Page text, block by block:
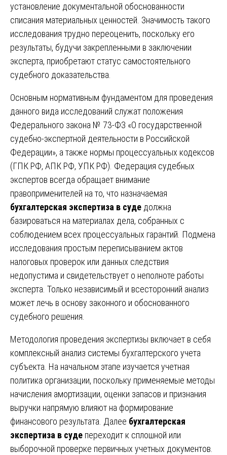
установление документальной обоснованности
списания материальных ценностей. Значимость такого
исследования трудно переоценить, поскольку его
результаты, будучи закрепленными в заключении
эксперта, приобретают статус самостоятельного
судебного доказательства.
Основным нормативным фундаментом для проведения
данного вида исследований служат положения
Федерального закона № 73-ФЗ «О государственной
судебно-экспертной деятельности в Российской
Федерации», а также нормы процессуальных кодексов
(ГПК РФ, АПК РФ, УПК РФ). Федерация судебных
экспертов всегда обращает внимание
правоприменителей на то, что назначаемая
бухгалтерская экспертиза в суде должна
базироваться на материалах дела, собранных с
соблюдением всех процессуальных гарантий. Подмена
исследования простым переписыванием актов
налоговых проверок или данных следствия
недопустима и свидетельствует о неполноте работы
эксперта. Только независимый и всесторонний анализ
может лечь в основу законного и обоснованного
судебного решения.
Методология проведения экспертизы включает в себя
комплексный анализ системы бухгалтерского учета
субъекта. На начальном этапе изучается учетная
политика организации, поскольку применяемые методы
начисления амортизации, оценки запасов и признания
выручки напрямую влияют на формирование
финансового результата. Далее бухгалтерская
экспертиза в суде переходит к сплошной или
выборочной проверке первичных учетных документов.